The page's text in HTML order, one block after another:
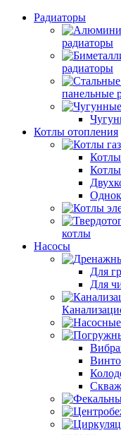
Радиаторы
радиаторы
радиаторы
панельные
Котлы отопления
котлы
Насосы
Для
Для